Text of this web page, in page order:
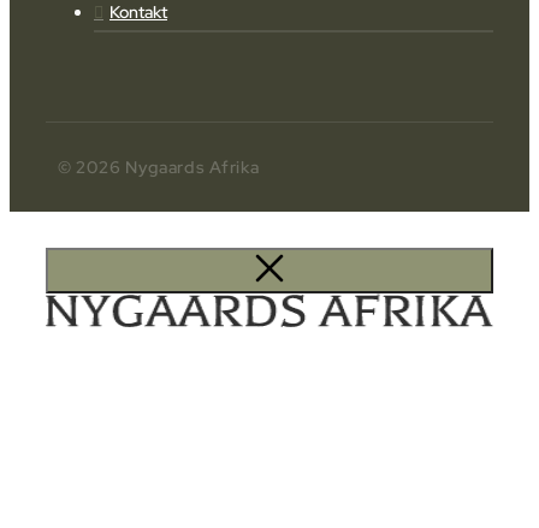
Kontakt
© 2026 Nygaards Afrika